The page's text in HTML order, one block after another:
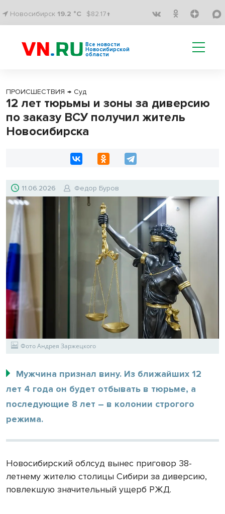
Новосибирск 19.2 °C $82.17↑
Все новости
Новосибирской
области
ПРОИСШЕСТВИЯ → Суд
12 лет тюрьмы и зоны за диверсию
по заказу ВСУ получил житель
Новосибирска
11.06.2026 Федор Буров
Фото Андрея Заржецкого
Мужчина признал вину. Из ближайших 12
лет 4 года он будет отбывать в тюрьме, а
последующие 8 лет – в колонии строгого
режима.
Новосибирский облсуд вынес приговор 38-
летнему жителю столицы Сибири за диверсию,
повлекшую значительный ущерб РЖД.